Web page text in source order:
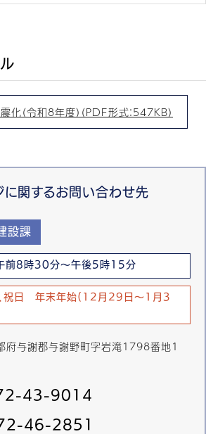
化（令和8年度）（PDF形式：547KB）
に関するお問い合わせ先
設課
前8時30分～午後5時15分
、祝日 年末年始(12月29日～1月3
与謝郡与謝野町字岩滝1798番地1
43-9014
46-2851